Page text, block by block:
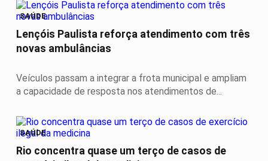
SAÚDE
Lençóis Paulista reforça atendimento com três
novas ambulâncias
Veículos passam a integrar a frota municipal e ampliam
a capacidade de resposta nos atendimentos de...
SAÚDE
Rio concentra quase um terço de casos de